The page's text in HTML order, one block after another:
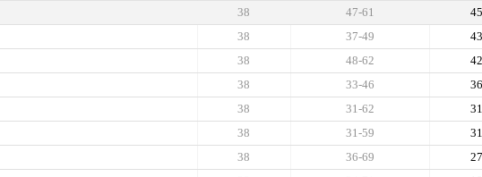
45
47-61
38
43
37-49
38
42
48-62
38
36
33-46
38
31
31-62
38
31
31-59
38
27
36-69
38